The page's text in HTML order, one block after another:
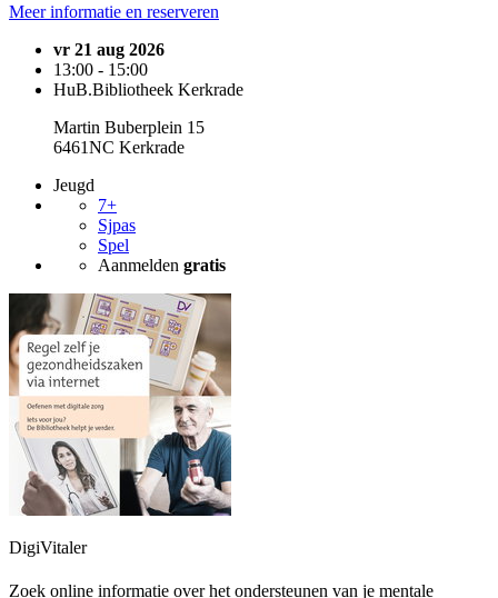
Meer informatie en reserveren
vr 21 aug 2026
13:00 - 15:00
HuB.Bibliotheek Kerkrade
Martin Buberplein 15
6461NC Kerkrade
Jeugd
7+
Sjpas
Spel
Aanmelden gratis
DigiVitaler
Zoek online informatie over het ondersteunen van je mentale